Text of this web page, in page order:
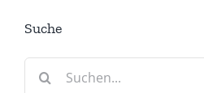
Suche
Suche